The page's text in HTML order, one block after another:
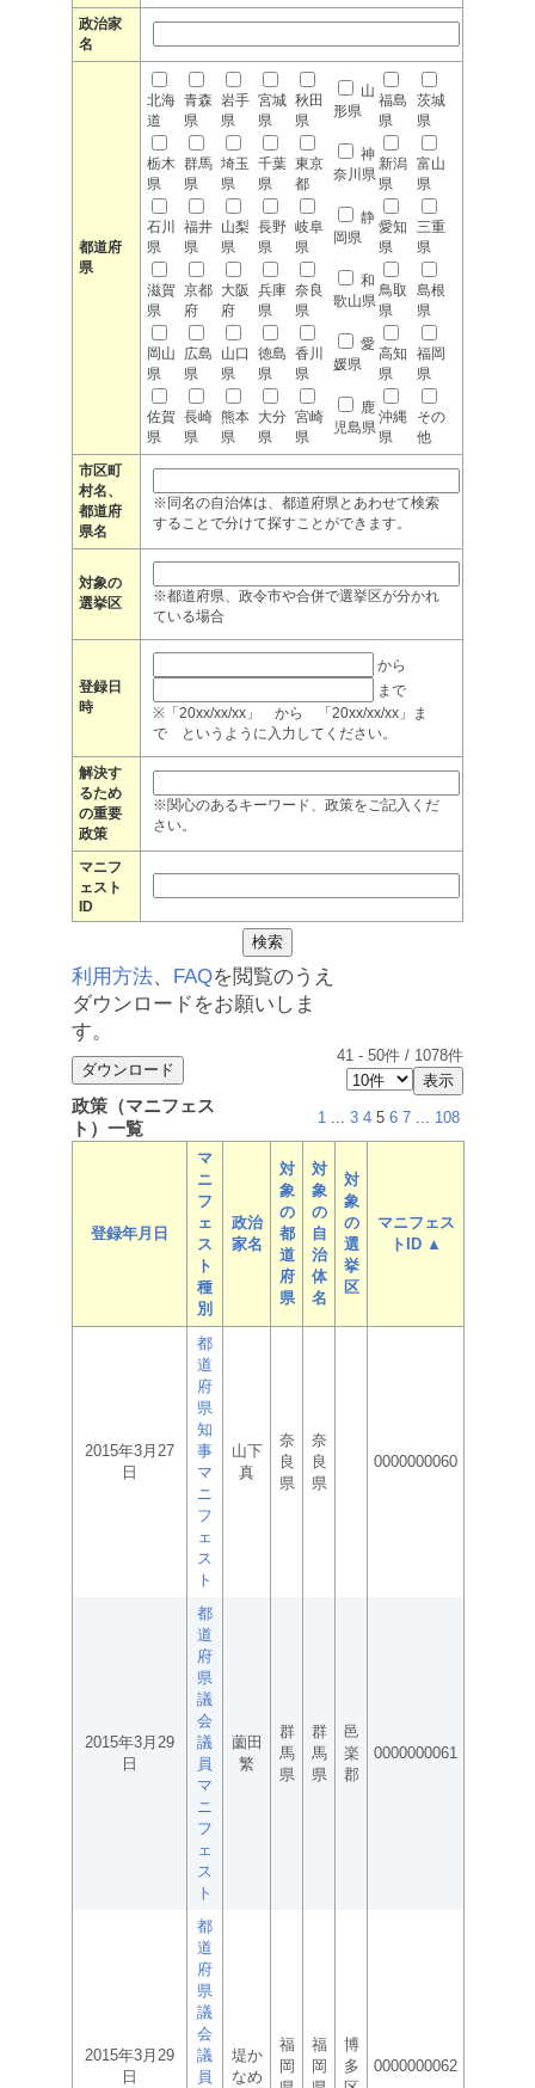
政治家
名
都道府
県
北海
道
青森
県
岩手
県
宮城
県
秋田
県
山
形県
福島
県
茨城
県
栃木
県
群馬
県
埼玉
県
千葉
県
東京
都
神
奈川県
新潟
県
富山
県
石川
県
福井
県
山梨
県
長野
県
岐阜
県
静
岡県
愛知
県
三重
県
滋賀
県
京都
府
大阪
府
兵庫
県
奈良
県
和
歌山県
鳥取
県
島根
県
岡山
県
広島
県
山口
県
徳島
県
香川
県
愛
媛県
高知
県
福岡
県
佐賀
県
長崎
県
熊本
県
大分
県
宮崎
県
鹿
児島県
沖縄
県
その
他
市区町
村名、
都道府
県名
※同名の自治体は、都道府県とあわせて検索
することで分けて探すことができます。
対象の
選挙区
※都道府県、政令市や合併で選挙区が分かれ
ている場合
登録日
時
から
まで
※「20xx/xx/xx」 から 「20xx/xx/xx」ま
で というように入力してください。
解決す
るため
の重要
政策
※関心のあるキーワード、政策をご記入くだ
さい。
マニフ
ェスト
ID
利用方法、 FAQを閲覧のうえ
ダウンロードをお願いしま
す。
41 - 50件 / 1078件
政策（マニフェス
ト）一覧
1 ... 3 4 5 6 7 ... 108
登録年月日
マ
ニ
フ
ェ
ス
ト
種
別
政治
家名
対
象
の
都
道
府
県
対
象
の
自
治
体
名
対
象
の
選
挙
区
マニフェス
トID ▲
2015年3月27
日
都
道
府
県
知
事
マ
ニ
フ
ェ
ス
ト
山下
真
奈
良
県
奈
良
県
0000000060
2015年3月29
日
都
道
府
県
議
会
議
員
マ
ニ
フ
ェ
ス
ト
薗田
繁
群
馬
県
群
馬
県
邑
楽
郡
0000000061
2015年3月29
日
都
道
府
県
議
会
議
員
堤か
なめ
福
岡
福
岡
博
多
0000000062